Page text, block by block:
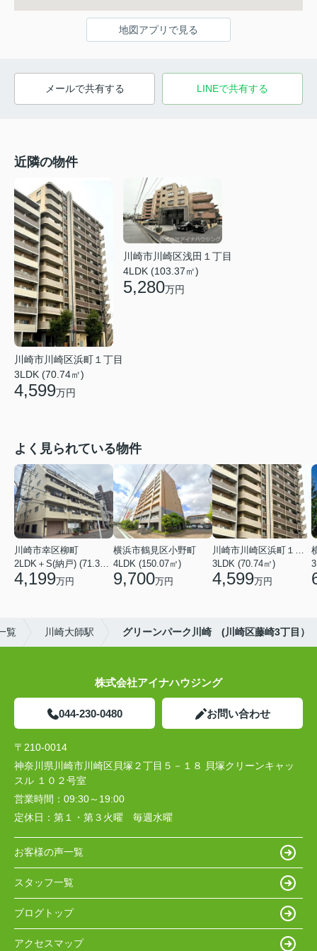
地図アプリで見る
メールで共有する LINEで共有する
近隣の物件
川崎市川崎区浜町１丁目
3LDK (70.74㎡)
4,599万円
川崎市川崎区浅田１丁目
4LDK (103.37㎡)
5,280万円
よく見られている物件
川崎市幸区柳町
4,199万円
横浜市鶴見区小野町
4LDK (150.07㎡)
9,700万円
3LDK (70.74㎡)
4,599万円
覧 川崎大師駅 グリーンパーク川崎 (川崎区藤崎3丁目）
株式会社アイナハウジング
044-230-0480 お問い合わせ
〒210-0014
神奈川県川崎市川崎区貝塚２丁目５－１８ 貝塚クリーンキャッ
スル １０２号室
営業時間： 09:30～19:00
定休日： 第１・第３火曜 毎週水曜
お客様の声一覧
スタッフ一覧
ブログトップ
アクセスマップ